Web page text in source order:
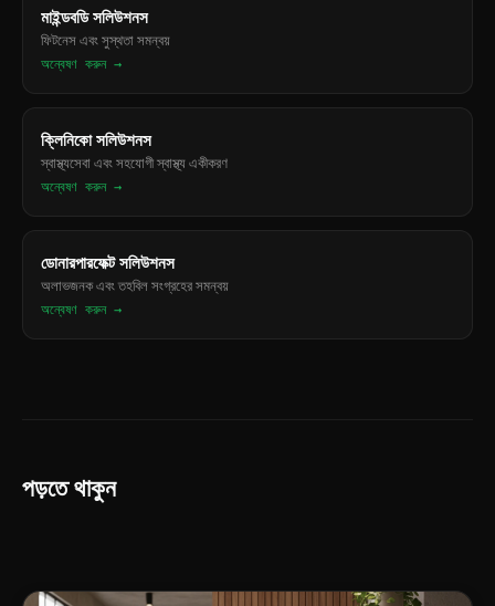
মাইন্ডবডি সলিউশনস
ফিটনেস এবং সুস্থতা সমন্বয়
অন্বেষণ করুন →
ক্লিনিকো সলিউশনস
স্বাস্থ্যসেবা এবং সহযোগী স্বাস্থ্য একীকরণ
অন্বেষণ করুন →
ডোনারপারফেক্ট সলিউশনস
অলাভজনক এবং তহবিল সংগ্রহের সমন্বয়
অন্বেষণ করুন →
পড়তে থাকুন